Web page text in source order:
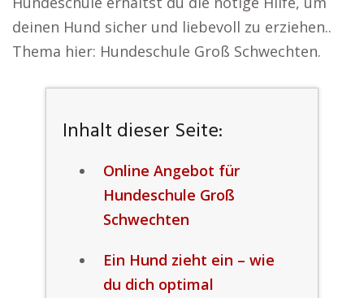
deinen Hund sicher und liebevoll zu erziehen..
Thema hier: Hundeschule Groß Schwechten.
Inhalt dieser Seite:
Online Angebot für
Hundeschule Groß
Schwechten
Ein Hund zieht ein – wie
du dich optimal